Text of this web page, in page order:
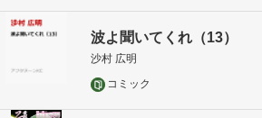
波よ聞いてくれ（13）
沙村 広明
コミック